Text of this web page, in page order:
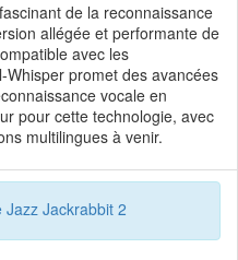
de la reconnaissance
allégée et performante de
avec les
promet des avancées
vocale en
pour cette technologie, avec
multilingues à venir.
Jazz Jackrabbit 2